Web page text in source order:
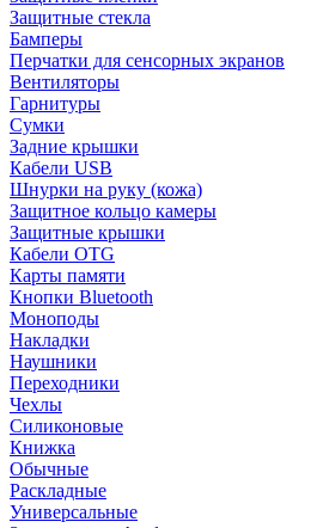
Защитные стекла
Бамперы
Перчатки для сенсорных экранов
Вентиляторы
Гарнитуры
Сумки
Задние крышки
Кабели USB
Шнурки на руку (кожа)
Защитное кольцо камеры
Защитные крышки
Кабели OTG
Карты памяти
Кнопки Bluetooth
Моноподы
Накладки
Наушники
Переходники
Чехлы
Силиконовые
Книжка
Обычные
Раскладные
Универсальные